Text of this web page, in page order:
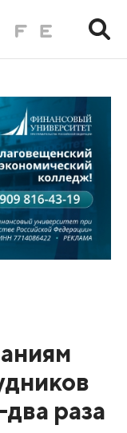
раза